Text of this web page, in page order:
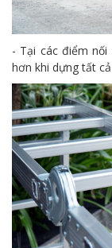
- Tại các điểm
hơn khi dựng tất